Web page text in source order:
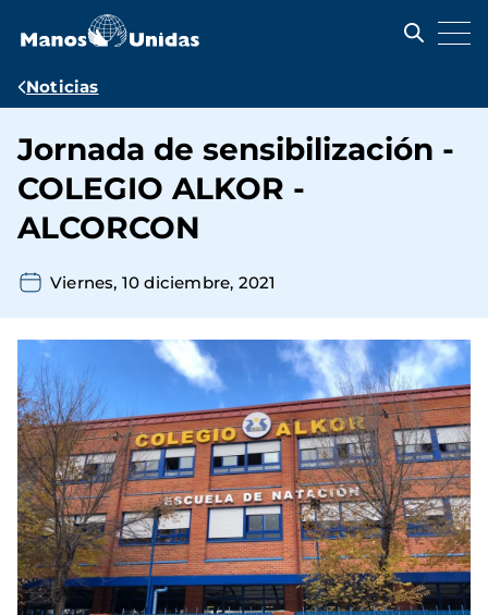
contenido
Ruta
navegación
Noticias
Jornada de sensibilización -
COLEGIO ALKOR -
ALCORCON
Viernes, 10 diciembre, 2021